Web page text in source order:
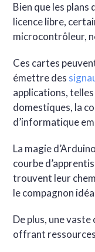
Bien que les
licence libre,
microcontrôleur,
Ces cartes
émettre des
applications,
domestiques, la
d’informatique
La magie
courbe
trouvent leur
le compagnon
De plus, une
offrant